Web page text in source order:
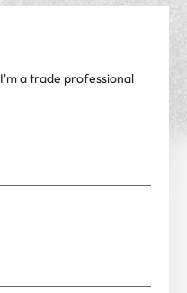
I'm a trade professional